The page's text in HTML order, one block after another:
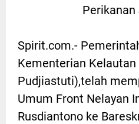
Spirit.com.-
Kementerian
Pudjiastuti),telah
Umum Front Nelayan
Rusdiantono ke